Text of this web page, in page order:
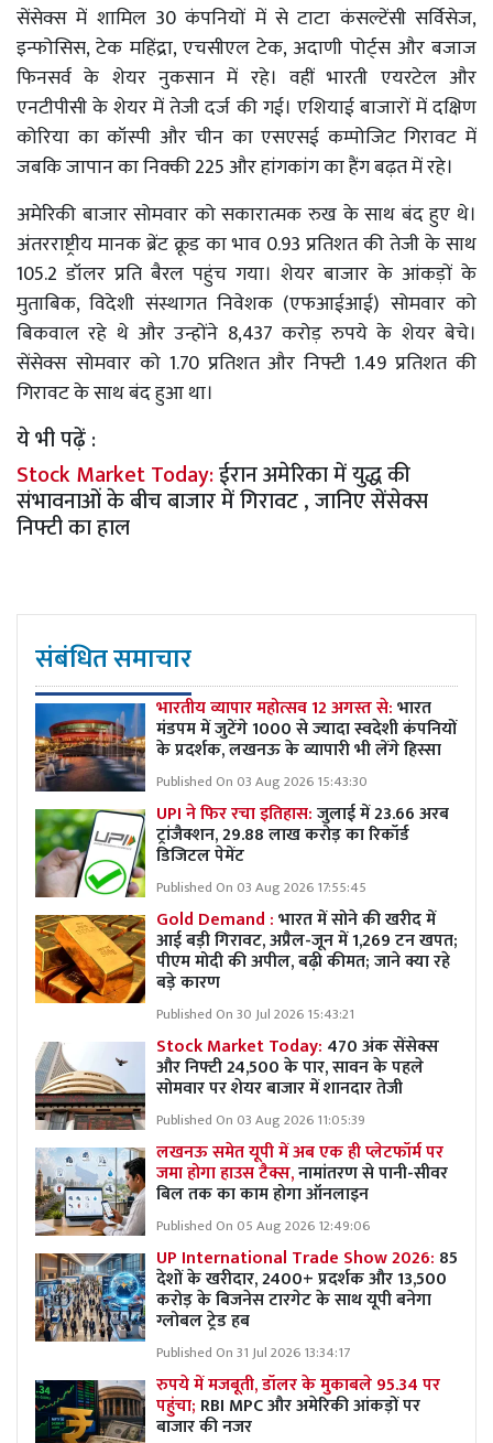
सेंसेक्स में शामिल 30 कंपनियों में से टाटा कंसल्टेंसी सर्विसेज,
इन्फोसिस, टेक महिंद्रा, एचसीएल टेक, अदाणी पोर्ट्स और बजाज
फिनसर्व के शेयर नुकसान में रहे। वहीं भारती एयरटेल और
एनटीपीसी के शेयर में तेजी दर्ज की गई। एशियाई बाजारों में दक्षिण
कोरिया का कॉस्पी और चीन का एसएसई कम्पोजिट गिरावट में
जबकि जापान का निक्की 225 और हांगकांग का हैंग बढ़त में रहे।
अमेरिकी बाजार सोमवार को सकारात्मक रुख के साथ बंद हुए थे।
अंतरराष्ट्रीय मानक ब्रेंट क्रूड का भाव 0.93 प्रतिशत की तेजी के साथ
105.2 डॉलर प्रति बैरल पहुंच गया। शेयर बाजार के आंकड़ों के
मुताबिक, विदेशी संस्थागत निवेशक (एफआईआई) सोमवार को
बिकवाल रहे थे और उन्होंने 8,437 करोड़ रुपये के शेयर बेचे।
सेंसेक्स सोमवार को 1.70 प्रतिशत और निफ्टी 1.49 प्रतिशत की
गिरावट के साथ बंद हुआ था।
ये भी पढ़ें :
Stock Market Today:ईरान अमेरिका में युद्ध की
संभावनाओं के बीच बाजार में गिरावट , जानिए सेंसेक्स
निफ्टी का हाल
संबंधित समाचार
भारतीय व्यापार महोत्सव 12 अगस्त से:भारत
मंडपम में जुटेंगे 1000 से ज्यादा स्वदेशी कंपनियों
के प्रदर्शक, लखनऊ के व्यापारी भी लेंगे हिस्सा
Published On 03 Aug 2026 15:43:30
UPI ने फिर रचा इतिहास:जुलाई में 23.66 अरब
ट्रांजैक्शन, 29.88 लाख करोड़ का रिकॉर्ड
डिजिटल पेमेंट
Published On 03 Aug 2026 17:55:45
Gold Demand :भारत में सोने की खरीद में
आई बड़ी गिरावट, अप्रैल-जून में 1,269 टन खपत;
पीएम मोदी की अपील, बढ़ी कीमत; जाने क्या रहे
बड़े कारण
Published On 30 Jul 2026 15:43:21
Stock Market Today: 470 अंक सेंसेक्स
और निफ्टी 24,500 के पार, सावन के पहले
सोमवार पर शेयर बाजार में शानदार तेजी
Published On 03 Aug 2026 11:05:39
लखनऊ समेत यूपी में अब एक ही प्लेटफॉर्म पर
जमा होगा हाउस टैक्स,नामांतरण से पानी-सीवर
बिल तक का काम होगा ऑनलाइन
Published On 05 Aug 2026 12:49:06
UP International Trade Show 2026: 85
देशों के खरीदार, 2400+ प्रदर्शक और 13,500
करोड़ के बिजनेस टारगेट के साथ यूपी बनेगा
ग्लोबल ट्रेड हब
Published On 31 Jul 2026 13:34:17
रुपये में मजबूती, डॉलर के मुकाबले 95.34 पर
पहुंचा; RBI MPC और अमेरिकी आंकड़ों पर
बाजार की नजर